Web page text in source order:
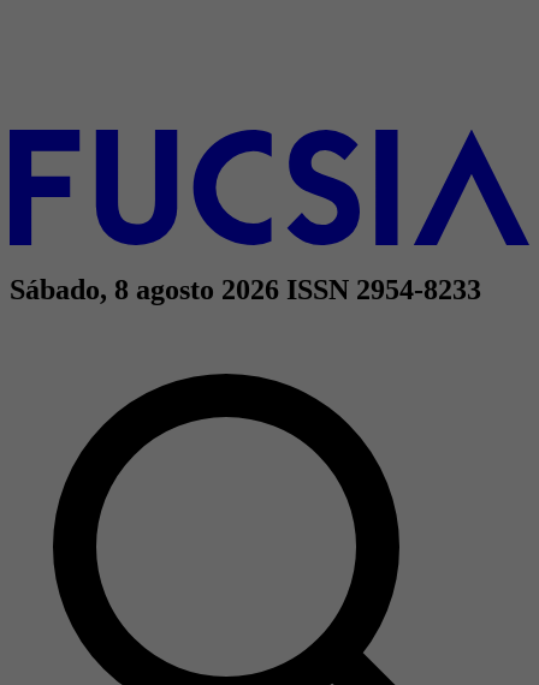
Sábado, 8 agosto 2026 ISSN 2954-8233